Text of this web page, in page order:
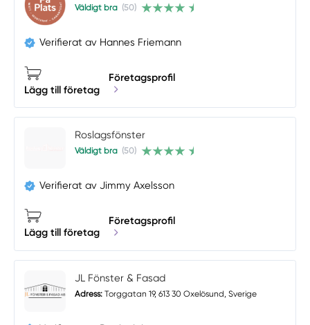
Väldigt bra (50)
Verifierat av Hannes Friemann
Lägg till företag
Företagsprofil
Roslagsfönster
Väldigt bra (50)
Verifierat av Jimmy Axelsson
Lägg till företag
Företagsprofil
JL Fönster & Fasad
Adress: Torggatan 19, 613 30 Oxelösund, Sverige